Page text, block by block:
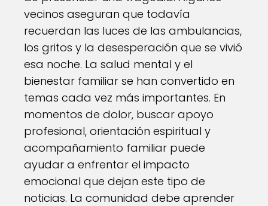
vecinos aseguran que todavía
recuerdan las luces de las ambulancias,
los gritos y la desesperación que se vivió
esa noche. La salud mental y el
bienestar familiar se han convertido en
temas cada vez más importantes. En
momentos de dolor, buscar apoyo
profesional, orientación espiritual y
acompañamiento familiar puede
ayudar a enfrentar el impacto
emocional que dejan este tipo de
noticias. La comunidad debe aprender